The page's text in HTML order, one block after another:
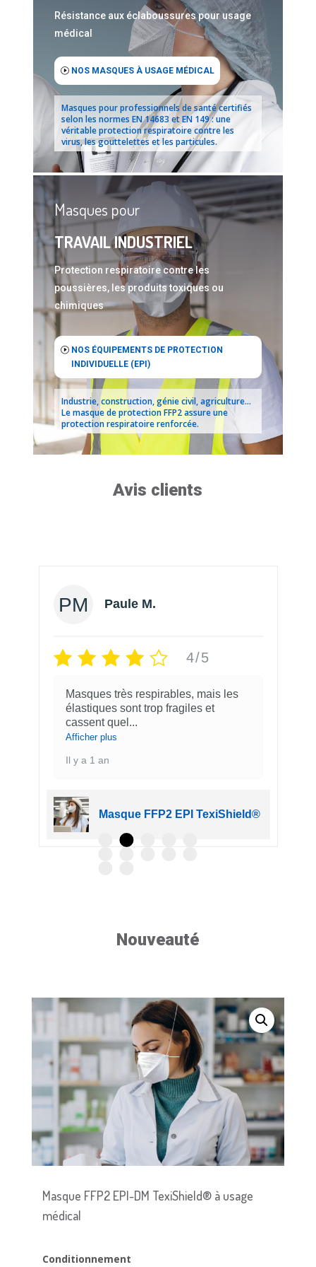
Résistance aux éclaboussures pour usage
médical
NOS MASQUES À USAGE MÉDICAL
Masques pour professionnels de santé certifiés
selon les normes EN 14683 et EN 149 : une
véritable protection respiratoire contre les
virus, les gouttelettes et les particules.
Masques pour
TRAVAIL INDUSTRIEL
Protection respiratoire contre les
poussières, les produits toxiques ou
chimiques
NOS ÉQUIPEMENTS DE PROTECTION
INDIVIDUELLE (EPI)
Industrie, construction, génie civil, agriculture…
Le masque de protection FFP2 assure une
protection respiratoire renforcée.
Avis clients
TexiShield®
Masques FFP2 très confortables
agréables à porter, que j'utilise au
Masque FFP2 EPI
Nouveauté
Masque FFP2 EPI-DM TexiShield® à usage
médical
Conditionnement